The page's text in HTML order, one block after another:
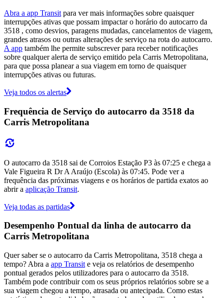
Abra a app Transit para ver mais informações sobre quaisquer
interrupções ativas que possam impactar o horário do autocarro da
3518 , como desvios, paragens mudadas, cancelamentos de viagem,
grandes atrasos ou outras alterações de serviço na rota do autocarro.
A app também lhe permite subscrever para receber notificações
sobre qualquer alerta de serviço emitido pela Carris Metropolitana,
para que possa planear a sua viagem em torno de quaisquer
interrupções ativas ou futuras.
Veja todos os alertas
Frequência de Serviço do autocarro da 3518 da
Carris Metropolitana
O autocarro da 3518 sai de Corroios Estação P3 às 07:25 e chega a
Vale Figueira R Dr A Araújo (Escola) às 07:45. Pode ver a
frequência das próximas viagens e os horários de partida exatos ao
abrir a aplicação Transit.
Veja todas as partidas
Desempenho Pontual da linha de autocarro da
Carris Metropolitana
Quer saber se o autocarro da Carris Metropolitana, 3518 chega a
tempo? Abra a app Transit e veja os relatórios de desempenho
pontual gerados pelos utilizadores para o autocarro da 3518.
Também pode contribuir com os seus próprios relatórios sobre se a
sua viagem chegou a tempo, atrasada ou antecipada. Como estas